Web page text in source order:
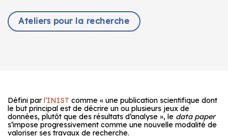
Ateliers pour la recherche
Défini parl’INIST comme « une publication scientifique dont
le but principal est de décrire un ou plusieurs jeux de
données, plutôt que des résultats d’analyse », le data paper
s’impose progressivement comme une nouvelle modalité de
valoriser ses travaux de recherche.